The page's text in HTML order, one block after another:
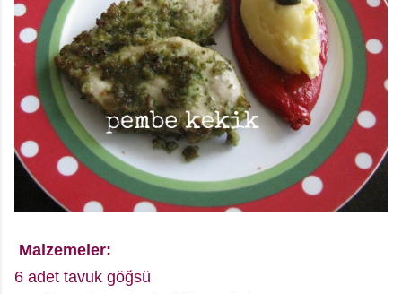
Malzemeler:
6 adet tavuk göğsü